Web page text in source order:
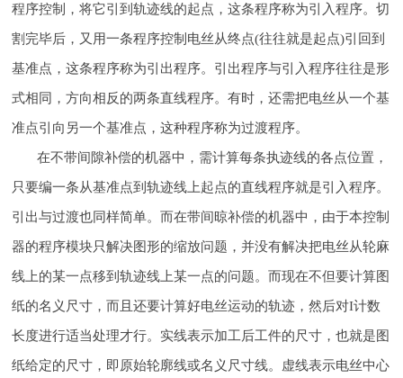
程序控制，将它引到轨迹线的起点，这条程序称为引入程序。切
割完毕后，又用一条程序控制电丝从终点(往往就是起点)引回到
基准点，这条程序称为引出程序。引出程序与引入程序往往是形
式相同，方向相反的两条直线程序。有时，还需把电丝从一个基
准点引向另一个基准点，这种程序称为过渡程序。
在不带间隙补偿的机器中，需计算每条执迹线的各点位置，
只要编一条从基准点到轨迹线上起点的直线程序就是引入程序。
引出与过渡也同样简单。而在带间晾补偿的机器中，由于本控制
器的程序模块只解决图形的缩放问题，并没有解决把电丝从轮麻
线上的某一点移到轨迹线上某一点的问题。而现在不但要计算图
纸的名义尺寸，而且还要计算好电丝运动的轨迹，然后对I计数
长度进行适当处理才行。实线表示加工后工件的尺寸，也就是图
纸给定的尺寸，即原始轮廓线或名义尺寸线。虚线表示电丝中心